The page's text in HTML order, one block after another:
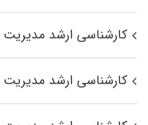
کارشناسی ارشد مدیریت
کارشناسی ارشد مدیریت